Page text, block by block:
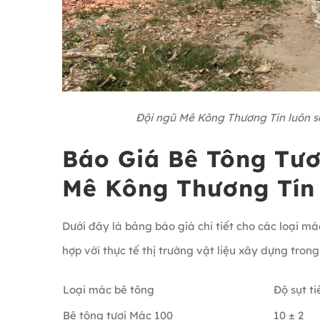
Đội ngũ Mê Kông Thương Tín luôn
Báo Giá Bê Tông
Mê Kông Thương Tín
Dưới đây là bảng báo giá chi tiết cho các loại
hợp với thực tế thị trường vật liệu xây dựng trong
Loại mác bê tông
Độ sụt
Bê tông tươi Mác 100
10 ± 2